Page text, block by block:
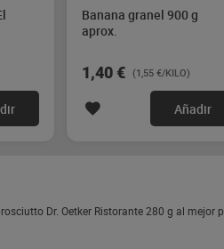
Banana granel 900 g
aprox.
1,40 € (1,55 €/KILO)
Añadir
Dr. Oetker Ristorante 280 g al mejor